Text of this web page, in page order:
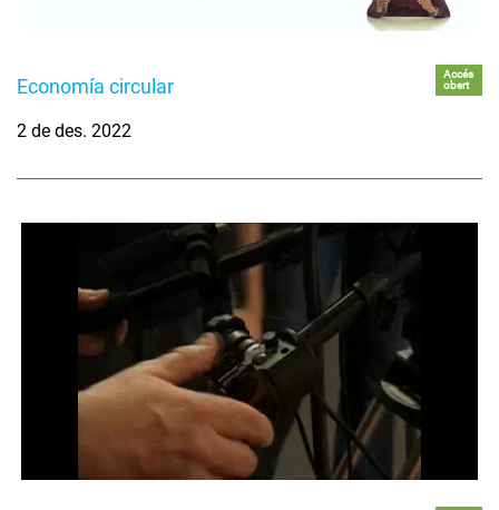
Economía circular
Accés
obert
2 de des. 2022